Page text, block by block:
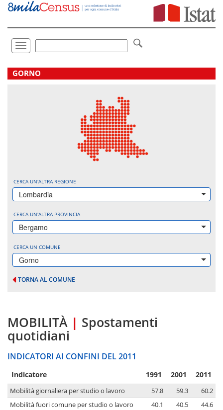
Vai
direttamente
Toggle
navigation
.
GORNO
CERCA UN'ALTRA REGIONE
Lombardia
CERCA UN'ALTRA PROVINCIA
Bergamo
CERCA UN COMUNE
Gorno
TORNA AL COMUNE
MOBILITÀ | Spostamenti
quotidiani
INDICATORI AI CONFINI DEL 2011
Indicatore 1991 2001 2011
Mobilità giornaliera per studio o lavoro 57.8 59.3
60.2
Mobilità fuori comune per studio o lavoro
40.1 40.5
44.6